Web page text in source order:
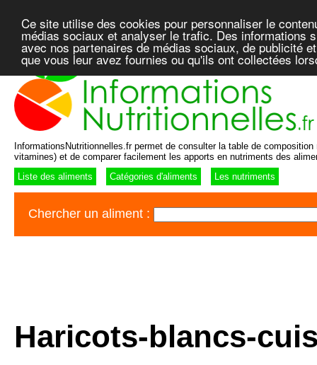
Ce site utilise des cookies pour personnaliser le
médias sociaux et analyser le trafic. Des informations
avec nos partenaires de médias sociaux, de publicité
que vous leur avez fournies ou qu'ils ont collectées
InformationsNutritionnelles.fr permet de consulter la table de
vitamines) et de comparer facilement les apports en nutriments des
Liste des aliments
Catégories d'aliments Les nutriments
Chercher un aliment :
Haricots-blancs-